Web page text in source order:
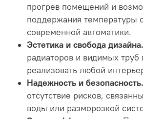
прогрев помещений и
поддержания температуры
современной автоматики.
Эстетика и свобода дизайна.
радиаторов и видимых труб
реализовать любой
Надежность и безопасность.
отсутствие рисков,
воды или разморозкой